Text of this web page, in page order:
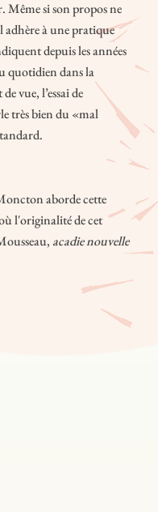
Même si son propos ne
adhère à une pratique
depuis les années
quotidien dans la
vue, l’essai de
très bien du «mal
aborde cette
l'originalité de cet
acadie nouvelle